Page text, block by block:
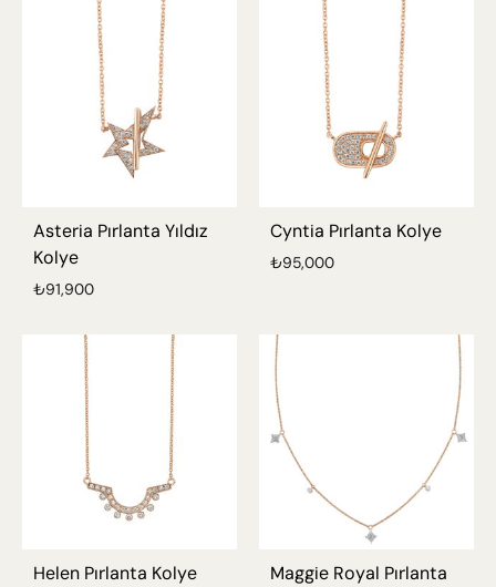
Asteria Pırlanta Yıldız
Kolye
₺91,900
Cyntia Pırlanta Kolye
₺95,000
Helen Pırlanta Kolye
Maggie Royal Pırlanta